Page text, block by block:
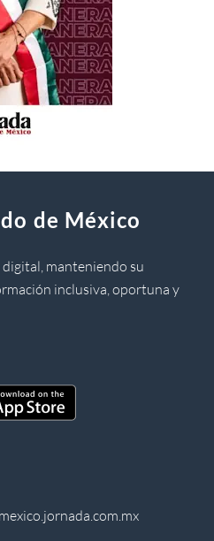
de México
digital, manteniendo su
inclusiva, oportuna y